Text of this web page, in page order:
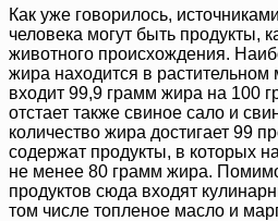
Как уже говорилось,
человека могут быть продукты,
животного происхождения.
жира находится в растительном
входит 99,9 грамм жира на 100
отстает также свиное сало и
количество жира достигает 99
содержат продукты, в которых
не менее 80 грамм жира.
продуктов сюда входят
том числе топленое масло и